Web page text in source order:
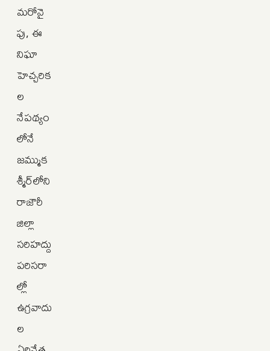
మరోవై
పు, ఈ
నిఘా
హెచ్చరిక
ల
నేపథ్యం
లోనే
జమ్ముక
శ్మీర్‌లోని
రాజౌరీ
జిల్లా
సరిహద్దు
పరిసరా
ల్లో
ఉగ్రవాదు
ల